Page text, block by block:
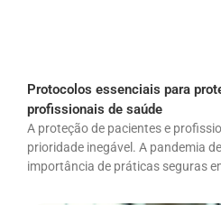
Protocolos essenciais para
profissionais de saúde
A proteção de pacientes e
prioridade inegável. A pandemia
importância de práticas seguras